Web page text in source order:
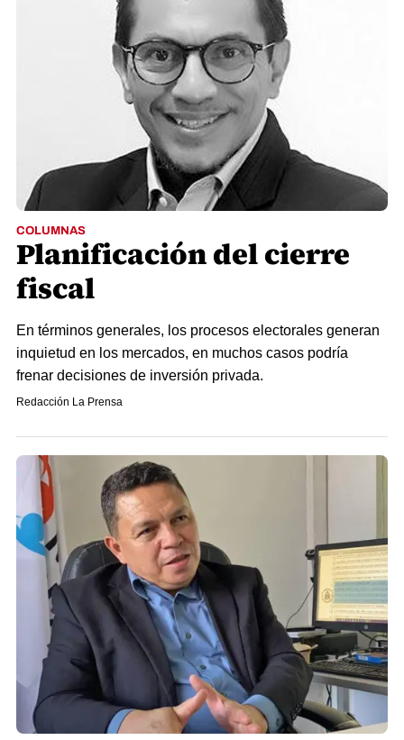
COLUMNAS
Planificación del cierre
fiscal
En términos generales, los procesos electorales generan
inquietud en los mercados, en muchos casos podría
frenar decisiones de inversión privada.
Redacción La Prensa